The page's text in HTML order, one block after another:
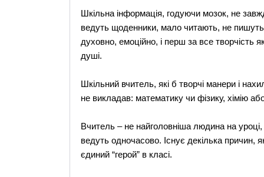
Шкільна інформація, годуючи мозок, не
ведуть щоденники, мало читають, не
духовно, емоційно, і перш за все творчість
душі.
Шкільний вчитель, які б творчі манери і
не викладав: математику чи фізику, хімію
Вчитель – не найголовніша людина на уроці,
ведуть одночасово. Існує декілька
єдиний “герой” в класі.